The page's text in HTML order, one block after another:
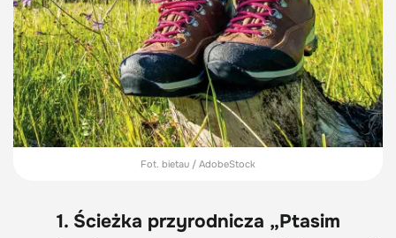
Fot. bietau / AdobeStock
1. Ścieżka przyrodnicza „Ptasim